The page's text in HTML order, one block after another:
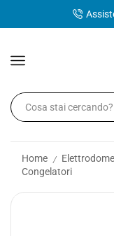
Home /
Congelatori